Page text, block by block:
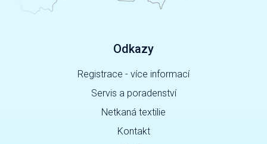
Odkazy
Registrace - více informací
Servis a poradenství
Netkaná textilie
Kontakt